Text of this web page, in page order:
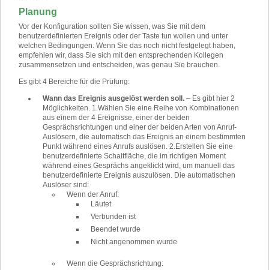
Planung
Vor der Konfiguration sollten Sie wissen, was Sie mit dem
benutzerdefinierten Ereignis oder der Taste tun wollen und unter
welchen Bedingungen. Wenn Sie das noch nicht festgelegt haben,
empfehlen wir, dass Sie sich mit den entsprechenden Kollegen
zusammensetzen und entscheiden, was genau Sie brauchen.
Es gibt 4 Bereiche für die Prüfung:
Wann das Ereignis ausgelöst werden soll. – Es gibt hier 2
Möglichkeiten. 1.Wählen Sie eine Reihe von Kombinationen
aus einem der 4 Ereignisse, einer der beiden
Gesprächsrichtungen und einer der beiden Arten von Anruf-
Auslösern, die automatisch das Ereignis an einem bestimmten
Punkt während eines Anrufs auslösen. 2.Erstellen Sie eine
benutzerdefinierte Schaltfläche, die im richtigen Moment
während eines Gesprächs angeklickt wird, um manuell das
benutzerdefinierte Ereignis auszulösen. Die automatischen
Auslöser sind:
Wenn der Anruf:
Läutet
Verbunden ist
Beendet wurde
Nicht angenommen wurde
Wenn die Gesprächsrichtung: